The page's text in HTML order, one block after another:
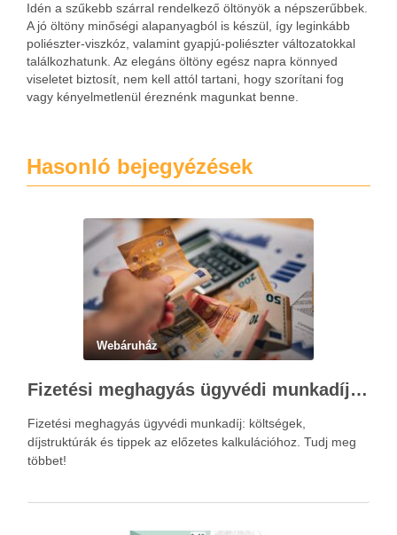
Idén a szűkebb szárral rendelkező öltönyök a népszerűbbek.
A jó öltöny minőségi alapanyagból is készül, így leginkább
poliészter-viszkóz, valamint gyapjú-poliészter változatokkal
találkozhatunk. Az elegáns öltöny egész napra könnyed
viseletet biztosít, nem kell attól tartani, hogy szorítani fog
vagy kényelmetlenül éreznénk magunkat benne.
Hasonló bejegyézések
Webáruház
Fizetési meghagyás ügyvédi munkadíja: teljes költségvetési útmutató
Fizetési meghagyás ügyvédi munkadíj: költségek,
díjstruktúrák és tippek az előzetes kalkulációhoz. Tudj meg
többet!